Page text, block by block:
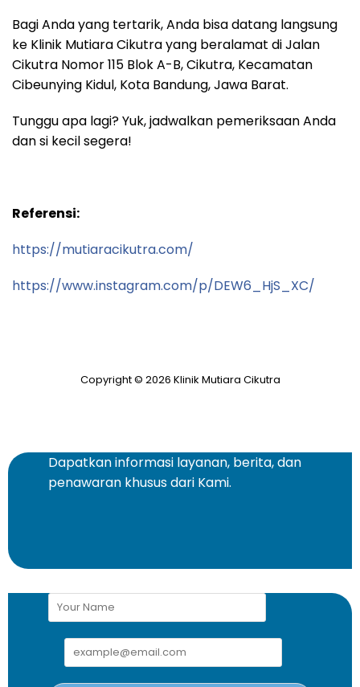
Bagi Anda yang tertarik, Anda bisa datang langsung
ke Klinik Mutiara Cikutra yang beralamat di Jalan
Cikutra Nomor 115 Blok A-B, Cikutra, Kecamatan
Cibeunying Kidul, Kota Bandung, Jawa Barat.
Tunggu apa lagi? Yuk, jadwalkan pemeriksaan Anda
dan si kecil segera!
Referensi:
https://mutiaracikutra.com/
https://www.instagram.com/p/DEW6_HjS_XC/
Copyright © 2026 Klinik Mutiara Cikutra
Dapatkan informasi layanan, berita, dan
penawaran khusus dari Kami.